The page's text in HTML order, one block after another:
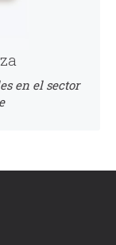
en el sector